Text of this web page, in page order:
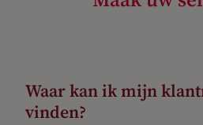
Waar kan ik mijn
vinden?